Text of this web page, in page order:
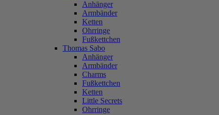
Anhänger
Armbänder
Ketten
Ohrringe
Fußkettchen
Thomas Sabo
Anhänger
Armbänder
Charms
Fußkettchen
Ketten
Little Secrets
Ohrringe